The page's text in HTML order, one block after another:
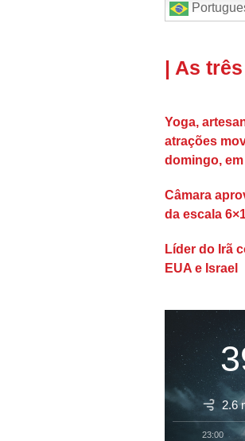
| As
Yoga,
atrações
domingo,
Câmara
da escala
Líder do Irã
EUA e Israel
2.6
23:00